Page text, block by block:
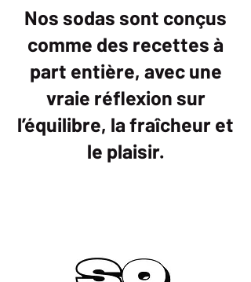
Nos sodas sont conçus
comme des recettes à
part entière, avec une
vraie réflexion sur
l’équilibre, la fraîcheur et
le plaisir.